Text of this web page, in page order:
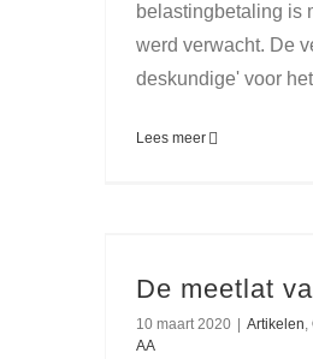
belastingbetaling is
werd verwacht. De
deskundige' voor
Lees meer
De meetlat
10 maart 2020 Artikelen,
AA